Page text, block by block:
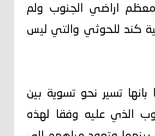
معظم اراضي الجنوب ولم
كند للحوثي والتي ليس
تسير نحو تسوية بين
الذي عليه وفقا لهذه